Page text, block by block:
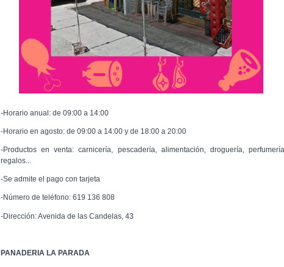
-Horario anual: de 09:00 a 14:00
-Horario en agosto: de 09:00 a 14:00 y de 18:00 a 20:00
-Productos en venta: carnicería, pescadería, alimentación, droguería,
regalos...
-Se admite el pago con tarjeta
-Número de teléfono: 619 136 808
-Dirección: Avenida de las Candelas, 43
PANADERIA LA PARADA